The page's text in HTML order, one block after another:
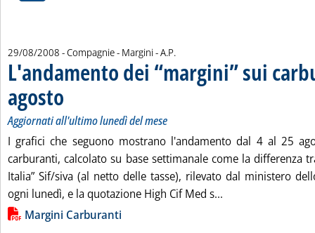
29/08/2008 - Compagnie - Margini -di:
A.P.
L'andamento dei “margini” sui
agosto . Sottotitolo: Aggiornati all'ultimo lunedì del mese
. Pubblicata venerdì 29 agosto 2008 alle 14.53.
Aggiornati all'ultimo lunedì del mese
I grafici che seguono mostrano l'andamento dal 4 al 25
carburanti, calcolato su base settimanale come la differenza
Italia” Sif/siva (al netto delle tasse), rilevato dal ministero
ogni lunedì, e la quotazione High Cif Med s...
Lista allegati PDF alla notizia
Margini Carburanti